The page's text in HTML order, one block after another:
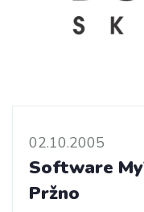
02.10.2005
Software
Pržno